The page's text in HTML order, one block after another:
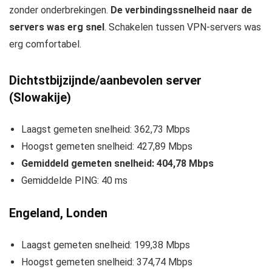
zonder onderbrekingen. De verbindingssnelheid naar de
servers was erg snel . Schakelen tussen VPN-servers was
erg comfortabel.
Dichtstbijzijnde/aanbevolen server
(Slowakije)
Laagst gemeten snelheid: 362,73 Mbps
Hoogst gemeten snelheid: 427,89 Mbps
Gemiddeld gemeten snelheid: 404,78 Mbps
Gemiddelde PING: 40 ms
Engeland, Londen
Laagst gemeten snelheid: 199,38 Mbps
Hoogst gemeten snelheid: 374,74 Mbps